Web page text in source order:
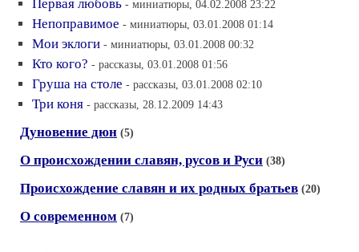
Первая любовь - миниатюры, 04.02.2008 23:22
Непоправимое - миниатюры, 03.01.2008 01:14
Мои эклоги - миниатюры, 03.01.2008 00:32
Кто кого? - рассказы, 03.01.2008 01:56
Груша на столе - рассказы, 03.01.2008 02:10
Три коня - рассказы, 28.12.2009 14:43
Дуновение дюн (5)
О происхождении славян, русов и Руси (38)
Происхождение славян и их родных братьев (20)
О современном (7)